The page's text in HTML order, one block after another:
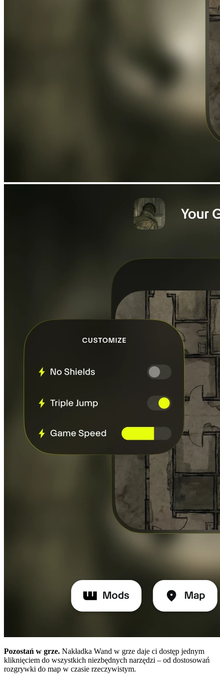
Pozostań w grze. Nakładka Wand w grze daje ci dostęp jednym
kliknięciem do wszystkich niezbędnych narzędzi – od dostosowań
rozgrywki do map w czasie rzeczywistym.